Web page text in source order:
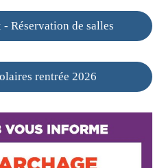
Réservation de salles
rentrée 2026